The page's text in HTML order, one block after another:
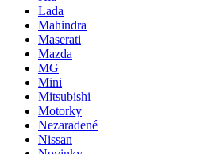
Lada
Mahindra
Maserati
Mazda
MG
Mini
Mitsubishi
Motorky
Nezaradené
Nissan